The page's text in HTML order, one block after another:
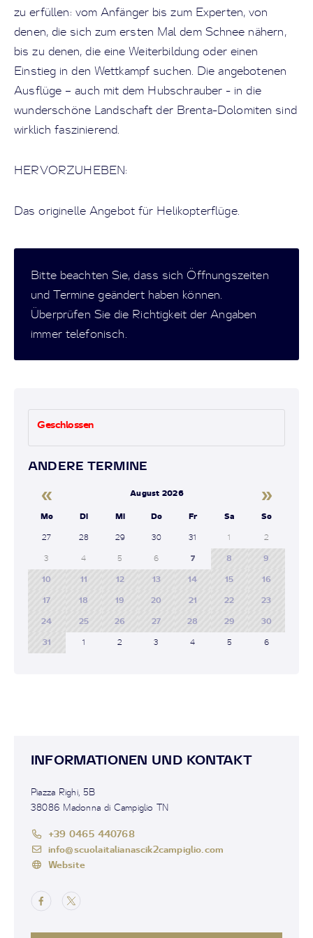
zu erfüllen: vom Anfänger bis zum Experten, von
denen, die sich zum ersten Mal dem Schnee nähern,
bis zu denen, die eine Weiterbildung oder einen
Einstieg in den Wettkampf suchen. Die angebotenen
Ausflüge – auch mit dem Hubschrauber - in die
wunderschöne Landschaft der Brenta-Dolomiten sind
wirklich faszinierend.
HERVORZUHEBEN:
Das originelle Angebot für Helikopterflüge.
Bitte beachten Sie, dass sich Öffnungszeiten
und Termine geändert haben können.
Überprüfen Sie die Richtigkeit der Angaben
immer telefonisch.
Geschlossen
ANDERE TERMINE
« August 2026 »
Mo Di Mi Do Fr Sa So
27 28 29 30 31 1 2
3 4 5 6 7 8 9
10 11 12 13 14 15 16
17 18 19 20 21 22 23
24 25 26 27 28 29 30
31 1 2 3 4 5 6
INFORMATIONEN UND KONTAKT
Piazza Righi, 5B
38086 Madonna di Campiglio TN
+39 0465 440768
info@scuolaitalianascik2campiglio.com
Website